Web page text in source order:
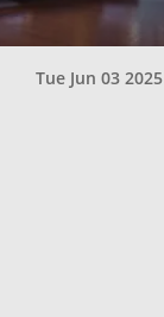
Tue Jun 03 2025